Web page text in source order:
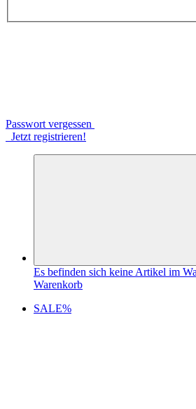
Passwort vergessen
Jetzt registrieren!
Es befinden sich keine Artikel im
Warenkorb
SALE%